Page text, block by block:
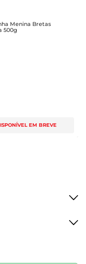
Menina Bretas
500g
EM BREVE